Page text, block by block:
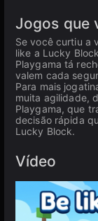
Jogos que
Se você curtiu a
like a Lucky
Playgama tá
valem cada
Para mais
muita agilidade,
Playgama, que
decisão rápida
Lucky Block.
Vídeo